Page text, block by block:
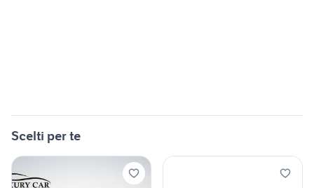
Scelti per te